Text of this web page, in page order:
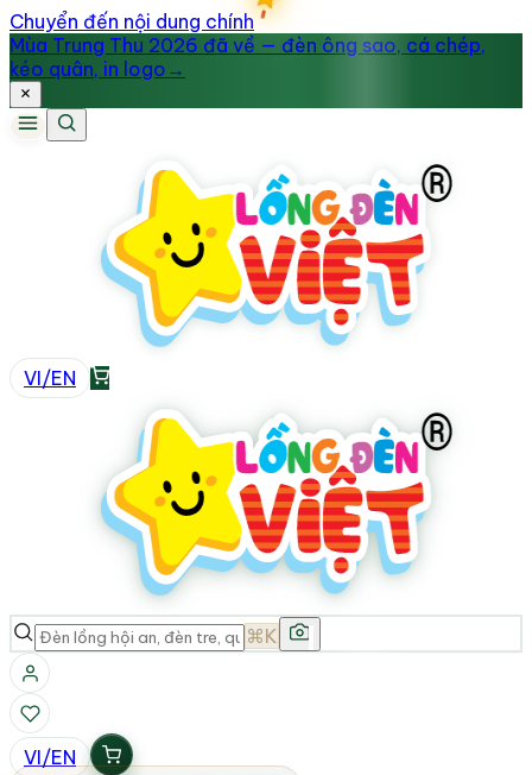
Chuyển đến nội dung chính
Mùa Trung Thu 2026 đã về — đèn ông sao, cá chép,
kéo quân, in logo →
VI/EN
⌘K
VI/EN